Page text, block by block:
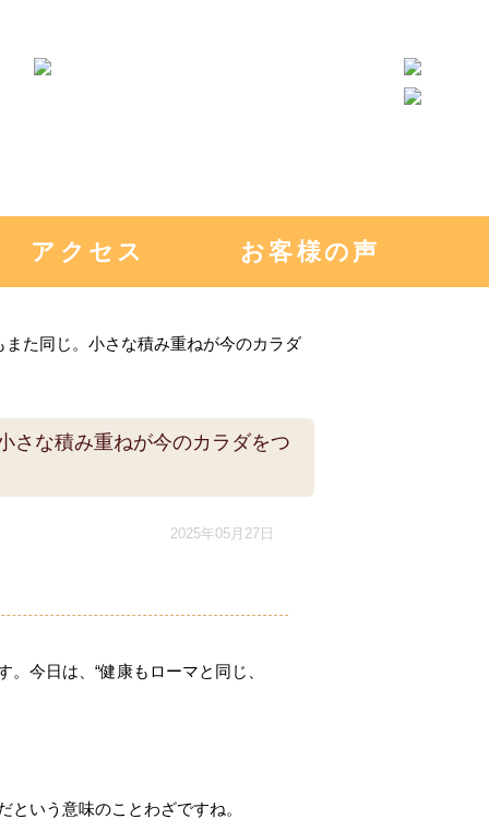
アクセス お客様の声
た同じ。小さな積み重ねが今のカラダ
さな積み重ねが今のカラダをつ
2025年05月27日
今日は、“健康もローマと同じ、
いう意味のことわざですね。